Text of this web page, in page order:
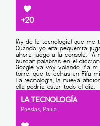
+20
LA TECNOLOGÍA
Poesías, Paula